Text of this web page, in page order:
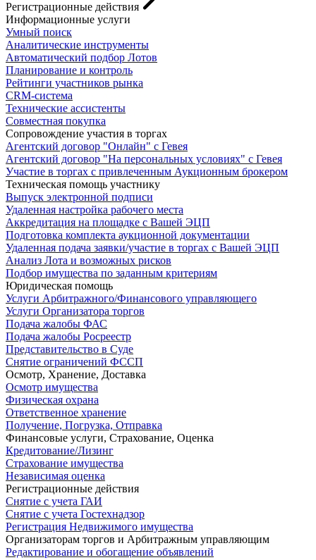
Регистрационные действия
Информационные услуги
Умный поиск
Аналитические инструменты
Автоматический подбор Лотов
Планирование и контроль
Рейтинги участников рынка
CRM-система
Технические ассистенты
Совместная покупка
Сопровождение участия в торгах
Агентский договор "Онлайн" с Гевея
Агентский договор "На персональных условиях" с Гевея
Участие в торгах с привлеченным Аукционным брокером
Техническая помощь участнику
Выпуск электронной подписи
Удаленная настройка рабочего места
Аккредитация на площадке с Вашей ЭЦП
Подготовка комплекта аукционной документации
Удаленная подача заявки/участие в торгах с Вашей ЭЦП
Анализ Лота и возможных рисков
Подбор имущества по заданным критериям
Юридическая помощь
Услуги Арбитражного/Финансового управляющего
Услуги Организатора торгов
Подача жалобы ФАС
Подача жалобы Росреестр
Представительство в Суде
Снятие ограничений ФССП
Осмотр, Хранение, Доставка
Осмотр имущества
Физическая охрана
Ответственное хранение
Получение, Погрузка, Отправка
Финансовые услуги, Страхование, Оценка
Кредитование/Лизинг
Страхование имущества
Независимая оценка
Регистрационные действия
Снятие с учета ГАИ
Снятие с учета Гостехнадзор
Регистрация Недвижимого имущества
Организаторам торгов и Арбитражным управляющим
Редактирование и обогащение объявлений